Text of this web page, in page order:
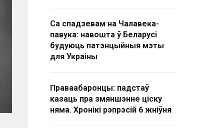
Са спадзевам на Чалавека-
павука: навошта ў Беларусі
будуюць патэнцыйныя мэты
для Украіны
Праваабаронцы: падстаў
казаць пра змяншэнне ціску
няма. Хронікі рэпрэсій 6 жніўня